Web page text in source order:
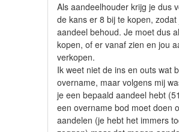
Als aandeelhouder krijg je dus
de kans er 8 bij te kopen,
aandeel behoud. Je moet dus
kopen, of er vanaf zien en jou
verkopen.
Ik weet niet de ins en outs wat
overname, maar volgens mij
je een bepaald aandeel hebt
een overname bod moet doen
aandelen (je hebt het immers